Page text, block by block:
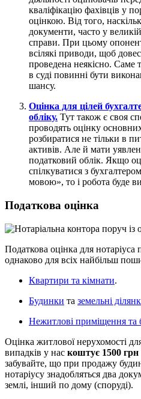
кваліфікацію фахівців у
оцінкою. Від того,
документи, часто у
справи. При цьому
всілякі приводи, щоб
проведена неякісно. Саме
в суді повинні бути
шансу.
Оцінка для цілей
обліку. Тут також є своя
проводять оцінку
розбиратися не тільки в
активів. Але й мати
податковий облік. Якщо
спілкуватися з
мовою», то і робота буде
Податкова оцінка
Податкова оцінка для
однаково для всіх найбільш
Квартири та кімнати.
Будинки та земельні
Нежитлові приміщення та
Оцінка житлової нерухомості
випадків у нас коштує 1500 грн
забувайте, що при продажу
нотаріусу знадобляться два
землі, інший по дому (споруді).